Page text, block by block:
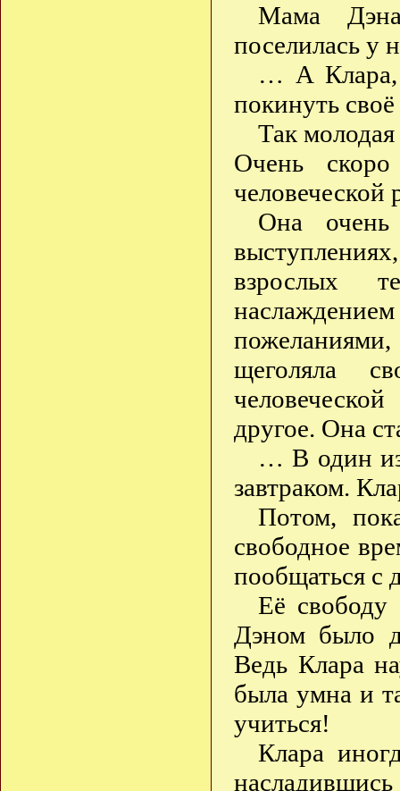
Мама
поселилась у
… А Клара,
покинуть
Так
Очень
человеческой
Она
взрослых
щеголяла
другое. Она
… В один из
завтраком.
Потом,
свободное
пообщаться с
Её
Дэном было
Ведь Клара
была умна и
учиться!
Клара